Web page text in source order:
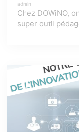
admin
Chez DOWiNO,
super outil